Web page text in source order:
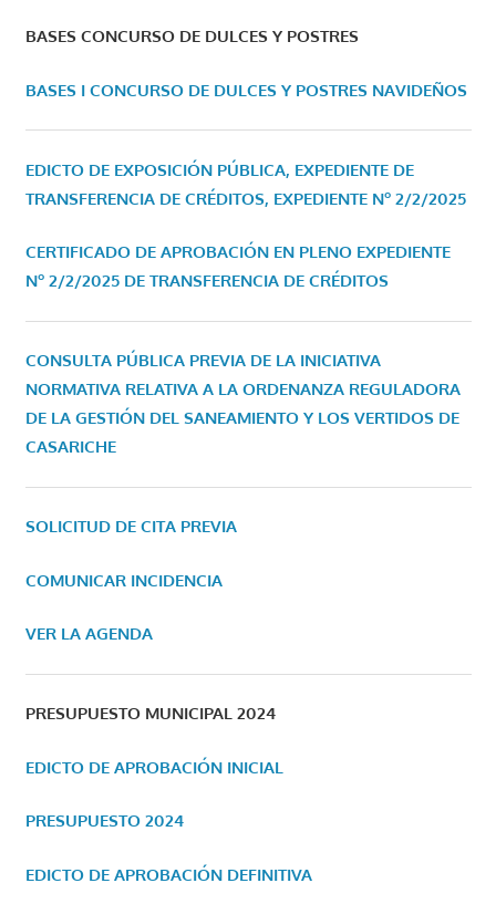
BASES CONCURSO DE DULCES Y POSTRES
BASES I CONCURSO DE DULCES Y POSTRES NAVIDEÑOS
EDICTO DE EXPOSICIÓN PÚBLICA, EXPEDIENTE DE
TRANSFERENCIA DE CRÉDITOS, EXPEDIENTE Nº 2/2/2025
CERTIFICADO DE APROBACIÓN EN PLENO EXPEDIENTE
Nº 2/2/2025 DE TRANSFERENCIA DE CRÉDITOS
CONSULTA PÚBLICA PREVIA DE LA INICIATIVA
NORMATIVA RELATIVA A LA ORDENANZA REGULADORA
DE LA GESTIÓN DEL SANEAMIENTO Y LOS VERTIDOS DE
CASARICHE
SOLICITUD DE CITA PREVIA
COMUNICAR INCIDENCIA
VER LA AGENDA
PRESUPUESTO MUNICIPAL 2024
EDICTO DE APROBACIÓN INICIAL
PRESUPUESTO 2024
EDICTO DE APROBACIÓN DEFINITIVA